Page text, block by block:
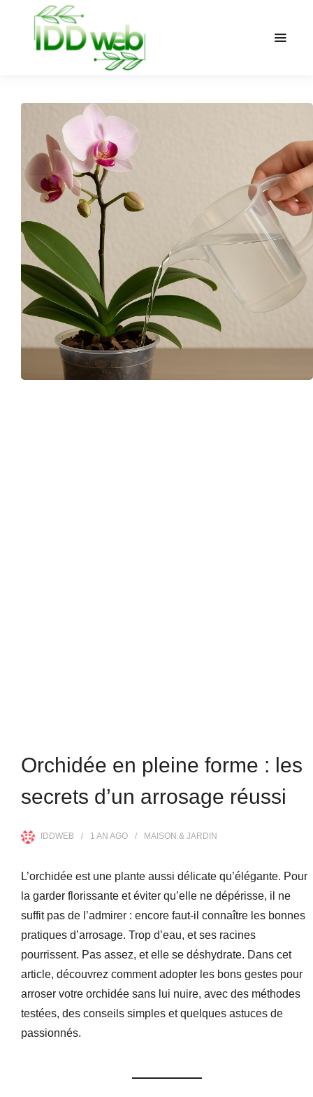
Orchidée en pleine forme : les
secrets d’un arrosage réussi
IDDWEB 1 AN AGO MAISON & JARDIN
L’orchidée est une plante aussi délicate qu’élégante. Pour
la garder florissante et éviter qu’elle ne dépérisse, il ne
suffit pas de l’admirer : encore faut-il connaître les bonnes
pratiques d’arrosage. Trop d’eau, et ses racines
pourrissent. Pas assez, et elle se déshydrate. Dans cet
article, découvrez comment adopter les bons gestes pour
arroser votre orchidée sans lui nuire, avec des méthodes
testées, des conseils simples et quelques astuces de
passionnés.